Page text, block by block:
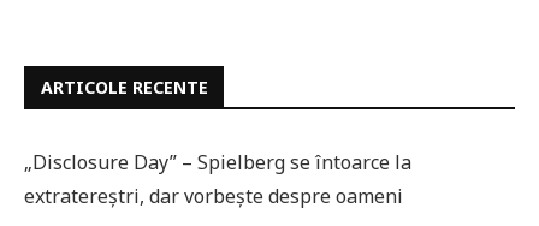
ARTICOLE RECENTE
„Disclosure Day” – Spielberg se întoarce la
extratereștri, dar vorbește despre oameni